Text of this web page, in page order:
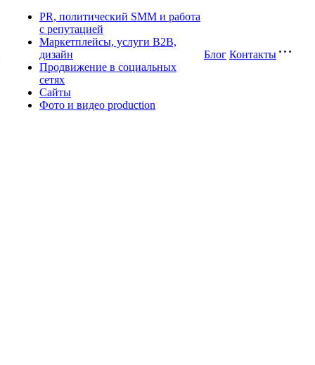
PR, политический SMM и работа
с репутацией
Маркетплейсы, услуги B2B,
дизайн
Продвижение в социальных
сетях
Сайты
Фото и видео production
Блог Контакты